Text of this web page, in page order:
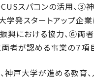
スパコンの活用、③
発スタートアップ企
における協力、⑥両者
者が認める事業の７項
戸大学が進める教育